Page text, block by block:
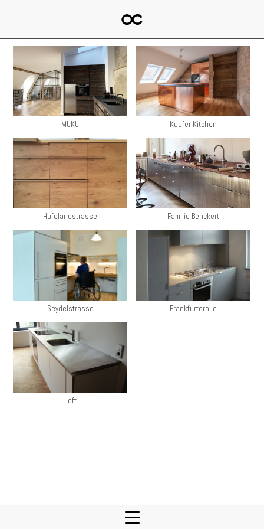
MÜKÜ Kupfer Kitchen
Hufelandstrasse Familie Benckert
Seydelstrasse Frankfurteralle
Loft